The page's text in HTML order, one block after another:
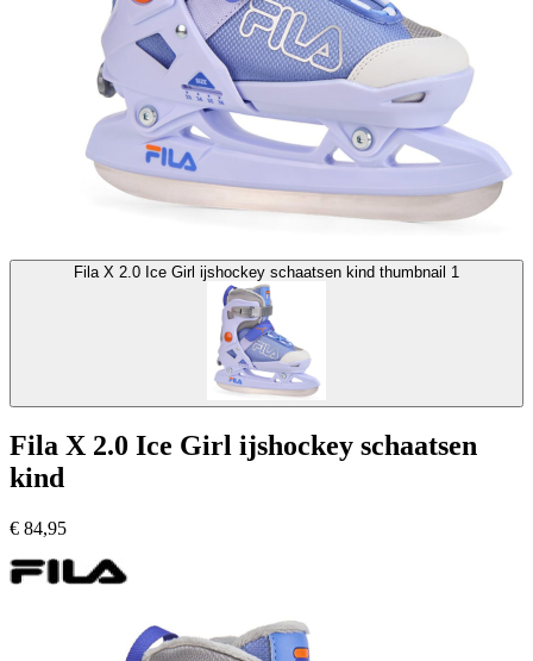
Fila X 2.0 Ice Girl ijshockey schaatsen kind thumbnail 1
Fila X 2.0 Ice Girl ijshockey schaatsen
kind
€ 84,95